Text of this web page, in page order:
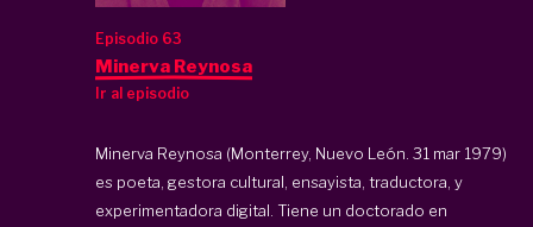
Episodio 63
Minerva Reynosa
Ir al episodio
Minerva Reynosa (Monterrey, Nuevo León. 31 mar 1979)
es poeta, gestora cultural, ensayista, traductora, y
experimentadora digital. Tiene un doctorado en